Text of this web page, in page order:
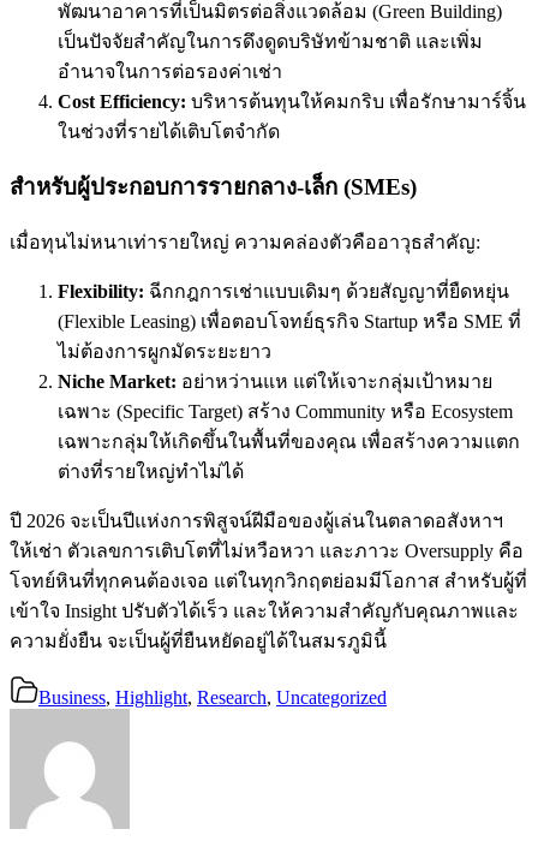
พัฒนาอาคารที่เป็นมิตรต่อสิ่งแวดล้อม (Green Building)
เป็นปัจจัยสำคัญในการดึงดูดบริษัทข้ามชาติ และเพิ่ม
อำนาจในการต่อรองค่าเช่า
Cost Efficiency: บริหารต้นทุนให้คมกริบ เพื่อรักษามาร์จิ้น
ในช่วงที่รายได้เติบโตจำกัด
สำหรับผู้ประกอบการรายกลาง-เล็ก (SMEs)
เมื่อทุนไม่หนาเท่ารายใหญ่ ความคล่องตัวคืออาวุธสำคัญ:
Flexibility: ฉีกกฎการเช่าแบบเดิมๆ ด้วยสัญญาที่ยืดหยุ่น
(Flexible Leasing) เพื่อตอบโจทย์ธุรกิจ Startup หรือ SME ที่
ไม่ต้องการผูกมัดระยะยาว
Niche Market: อย่าหว่านแห แต่ให้เจาะกลุ่มเป้าหมาย
เฉพาะ (Specific Target) สร้าง Community หรือ Ecosystem
เฉพาะกลุ่มให้เกิดขึ้นในพื้นที่ของคุณ เพื่อสร้างความแตก
ต่างที่รายใหญ่ทำไม่ได้
ปี 2026 จะเป็นปีแห่งการพิสูจน์ฝีมือของผู้เล่นในตลาดอสังหาฯ
ให้เช่า ตัวเลขการเติบโตที่ไม่หวือหวา และภาวะ Oversupply คือ
โจทย์หินที่ทุกคนต้องเจอ แต่ในทุกวิกฤตย่อมมีโอกาส สำหรับผู้ที่
เข้าใจ Insight ปรับตัวได้เร็ว และให้ความสำคัญกับคุณภาพและ
ความยั่งยืน จะเป็นผู้ที่ยืนหยัดอยู่ได้ในสมรภูมินี้
Business, Highlight, Research, Uncategorized